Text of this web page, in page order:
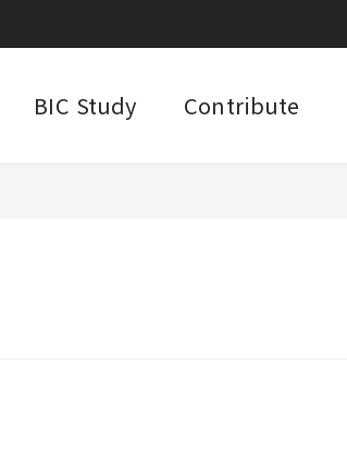
BIC Study Contribute